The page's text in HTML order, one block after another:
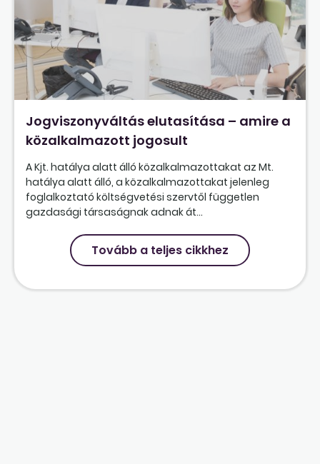
Jogviszonyváltás elutasítása – amire a
közalkalmazott jogosult
A Kjt. hatálya alatt álló közalkalmazottakat az Mt.
hatálya alatt álló, a közalkalmazottakat jelenleg
foglalkoztató költségvetési szervtől független
gazdasági társaságnak adnak át...
Tovább a teljes cikkhez